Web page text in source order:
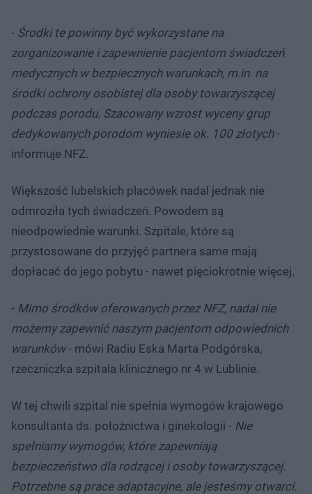
- Środki te powinny być wykorzystane na
zorganizowanie i zapewnienie pacjentom świadczeń
medycznych w bezpiecznych warunkach, m.in. na
środki ochrony osobistej dla osoby towarzyszącej
podczas porodu. Szacowany wzrost wyceny grup
dedykowanych porodom wyniesie ok. 100 złotych-
informuje NFZ.
Większość lubelskich placówek nadal jednak nie
odmroziła tych świadczeń. Powodem są
nieodpowiednie warunki. Szpitale, które są
przystosowane do przyjęć partnera same mają
dopłacać do jego pobytu - nawet pięciokrotnie więcej.
- Mimo środków oferowanych przez NFZ, nadal nie
możemy zapewnić naszym pacjentom odpowiednich
warunków- mówi Radiu Eska Marta Podgórska,
rzeczniczka szpitala klinicznego nr 4 w Lublinie.
W tej chwili szpital nie spełnia wymogów krajowego
konsultanta ds. położnictwa i ginekologii - Nie
spełniamy wymogów, które zapewniają
bezpieczeństwo dla rodzącej i osoby towarzyszącej.
Potrzebne są prace adaptacyjne, ale jesteśmy otwarci.